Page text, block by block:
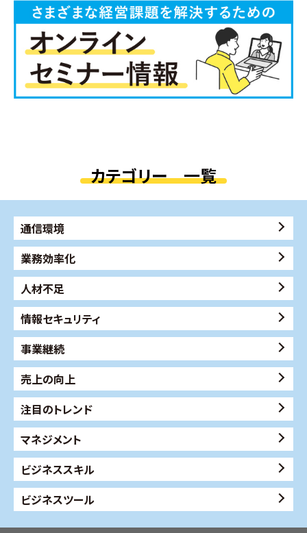
カテゴリー 一覧
通信環境
業務効率化
人材不足
情報セキュリティ
事業継続
売上の向上
注目のトレンド
マネジメント
ビジネススキル
ビジネスツール